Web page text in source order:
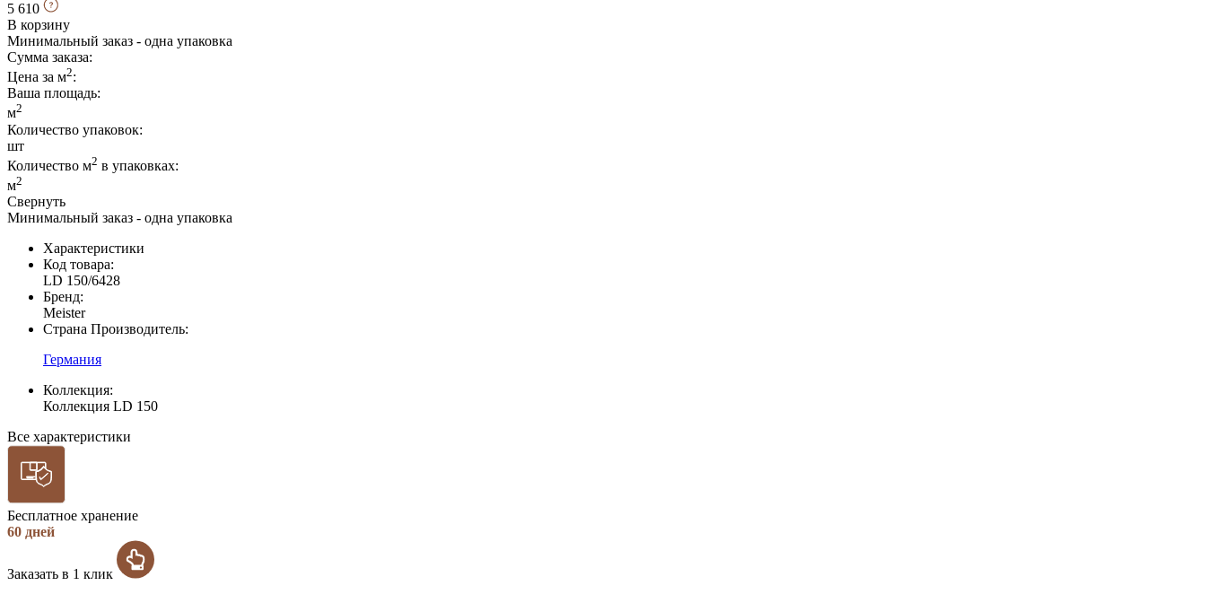
5 610
В корзину
Минимальный заказ - одна упаковка
Сумма заказа:
Цена за м2:
Ваша площадь:
м2
Количество упаковок:
шт
Количество м2 в упаковках:
м2
Свернуть
Минимальный заказ - одна упаковка
Характеристики
Код товара:
LD 150/6428
Бренд:
Meister
Страна Производитель:
Германия
Коллекция:
Коллекция LD 150
Все характеристики
Бесплатное хранение
60 дней
Заказать в 1 клик